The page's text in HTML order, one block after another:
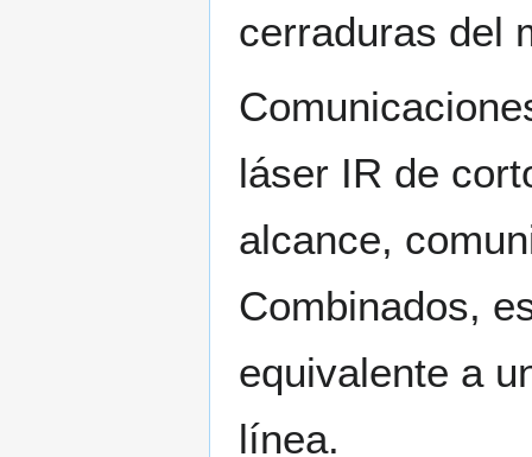
cerraduras del
láser IR de
alcance,
Combinados,
equivalente a
línea.